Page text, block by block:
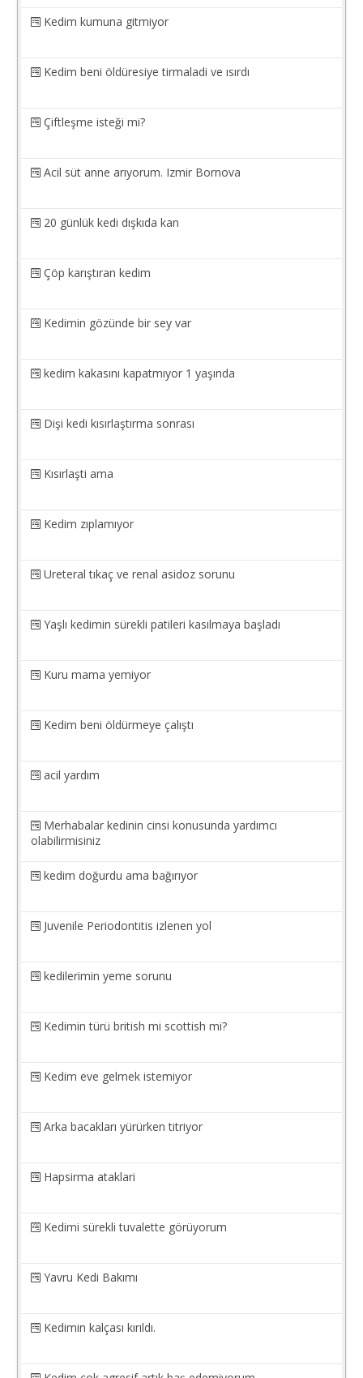
Kedim kumuna gitmiyor
Kedim beni öldüresiye tirmaladi ve ısırdı
Çiftleşme isteği mi?
Acil süt anne arıyorum. Izmir Bornova
20 günlük kedi dışkıda kan
Çöp karıştıran kedim
Kedimin gözünde bir sey var
kedim kakasını kapatmıyor 1 yaşında
Dişi kedi kısırlaştırma sonrası
Kısırlaşti ama
Kedim zıplamıyor
Ureteral tıkaç ve renal asidoz sorunu
Yaşlı kedimin sürekli patileri kasılmaya başladı
Kuru mama yemiyor
Kedim beni öldürmeye çalıştı
acil yardım
Merhabalar kedinin cinsi konusunda yardımcı
olabilirmisiniz
kedim doğurdu ama bağırıyor
Juvenile Periodontitis izlenen yol
kedilerimin yeme sorunu
Kedimin türü british mi scottish mi?
Kedim eve gelmek istemiyor
Arka bacakları yürürken titriyor
Hapsirma ataklari
Kedimi sürekli tuvalette görüyorum
Yavru Kedi Bakımı
Kedimin kalçası kırıldı.